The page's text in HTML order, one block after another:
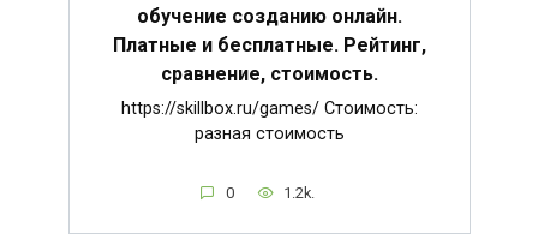
обучение созданию онлайн.
Платные и бесплатные. Рейтинг,
сравнение, стоимость.
https://skillbox.ru/games/ Стоимость:
разная стоимость
0 1.2k.